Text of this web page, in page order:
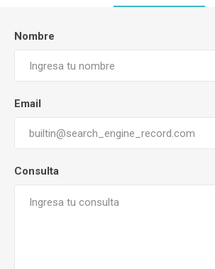
Nombre
Email
Consulta